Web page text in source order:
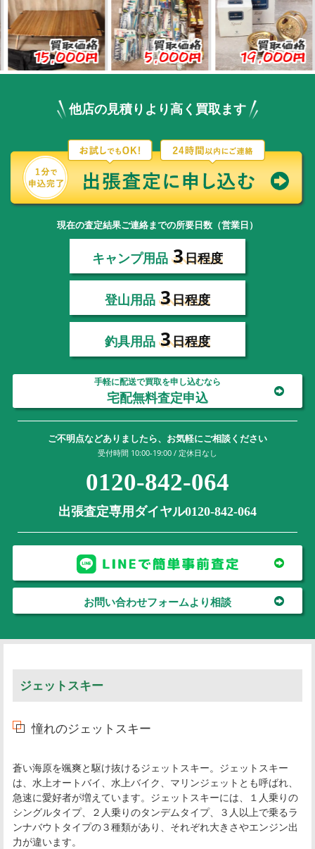
買取価格
円
買取価格
5,000円
買取価格
19,000円
他店の見積りより高く買取ます
現在の査定結果ご連絡までの所要日数（営業日）
キャンプ用品 3日程度
登山用品 3日程度
釣具用品 3日程度
手軽に配送で買取を申し込むなら
宅配無料査定申込
ご不明点などありましたら、お気軽にご相談ください
受付時間 10:00-19:00 / 定休日なし
0120-842-064
出張査定専用ダイヤル0120-842-064
お問い合わせフォームより相談
ジェットスキー
憧れのジェットスキー
蒼い海原を颯爽と駆け抜けるジェットスキー。ジェットスキー
は、水上オートバイ、水上バイク、マリンジェットとも呼ばれ、
急速に愛好者が増えています。ジェットスキーには、１人乗りの
シングルタイプ、２人乗りのタンデムタイプ、３人以上で乗るラ
ンナバウトタイプの３種類があり、それぞれ大きさやエンジン出
力が違います。